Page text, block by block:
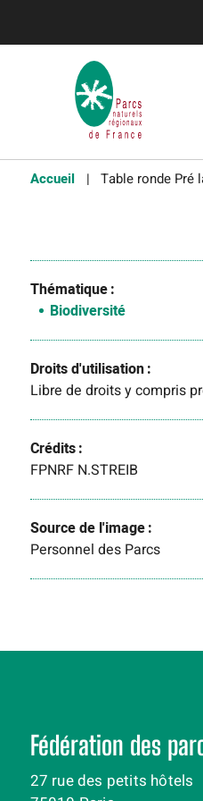
Accueil Table ronde Pré
Thématique
Biodiversité
Droits d'utilisation
Libre de droits y compris
Crédits
FPNRF N.STREIB
Source de l'image
Personnel des Parcs
Fédération des
27 rue des petits hôtels